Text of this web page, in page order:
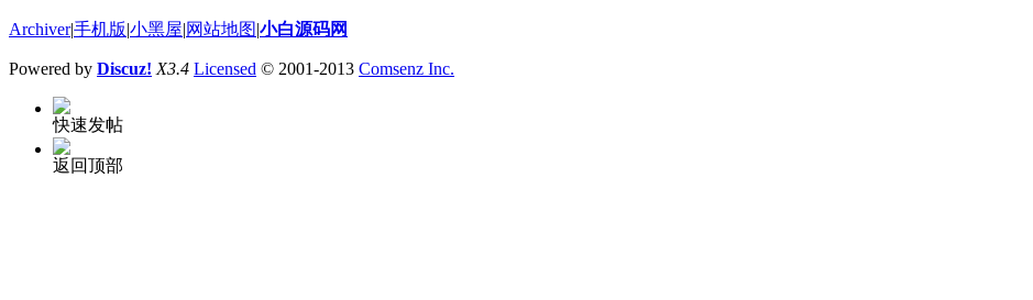
Archiver|手机版 小黑屋 网站地图 小白源码网
Powered by Discuz! X3.4 Licensed © 2001-2013 Comsenz Inc.
快速发帖
返回顶部